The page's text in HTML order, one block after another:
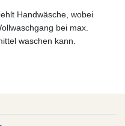
Handwäsche, wobei
bei max.
waschen kann.